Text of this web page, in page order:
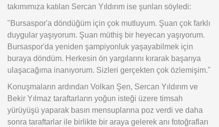
takımımıza katılan Sercan Yıldırım ise şunları söyledi:
"Bursaspor'a döndüğüm için çok mutluyum. Şuan çok farklı
duygular yaşıyorum. Şuan müthiş bir heyecan yaşıyorum.
Bursaspor'da yeniden şampiyonluk yaşayabilmek için
buraya döndüm. Herkesin ön yargılarını kırarak başarıya
ulaşacağıma inanıyorum. Sizleri gerçekten çok özlemişim."
Konuşmaların ardından Volkan Şen, Sercan Yıldırım ve
Bekir Yılmaz taraftarların yoğun isteği üzere timsah
yürüyüşü yaparak basın mensuplarına poz verdi ve daha
sonra taraftarlar ile birlikte bir araya gelerek anı fotoğrafları